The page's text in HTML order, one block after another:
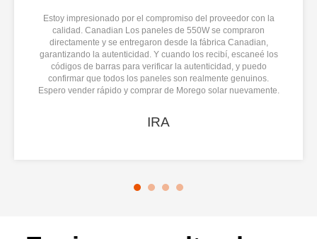
Estoy impresionado por el compromiso del proveedor con la
calidad. Canadian Los paneles de 550W se compraron
directamente y se entregaron desde la fábrica Canadian,
garantizando la autenticidad. Y cuando los recibí, escaneé los
códigos de barras para verificar la autenticidad, y puedo
confirmar que todos los paneles son realmente genuinos.
Espero vender rápido y comprar de Morego solar nuevamente.
IRA